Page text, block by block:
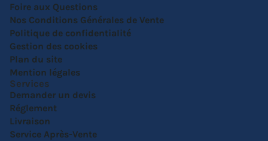
Foire aux Questions
Nos Conditions Générales de Vente
Politique de confidentialité
Gestion des cookies
Plan du site
Mention légales
Services
Demander un devis
Réglement
Livraison
Service Après-Vente